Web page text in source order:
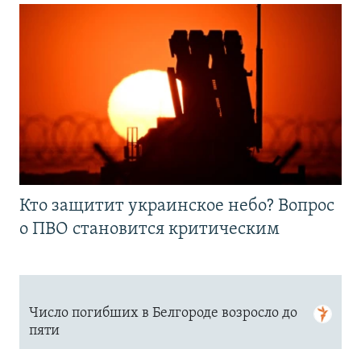
Кто защитит украинское небо? Вопрос
о ПВО становится критическим